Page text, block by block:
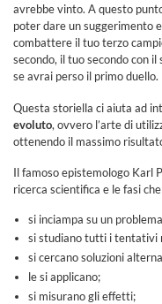
avrebbe vinto. A questo
poter dare un suggerimento
combattere il tuo terzo
secondo, il tuo secondo con
se avrai perso il primo duello.
Questa storiella ci aiuta ad
evoluto, ovvero l’arte di
ottenendo il massimo
Il famoso epistemologo Karl
ricerca scientifica e le fasi
si inciampa su un
si studiano tutti i tentativi
si cercano soluzioni
le si applicano;
si misurano gli effetti;